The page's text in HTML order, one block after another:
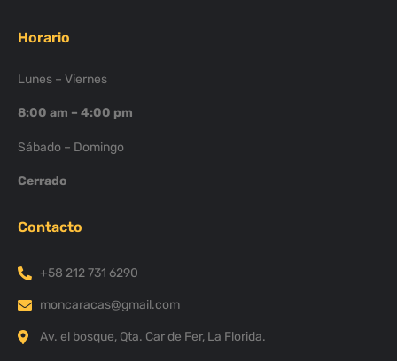
Horario
Lunes – Viernes
8:00 am – 4:00 pm
Sábado – Domingo
Cerrado
Contacto
+58 212 731 6290
moncaracas@gmail.com
Av. el bosque, Qta. Car de Fer, La Florida.